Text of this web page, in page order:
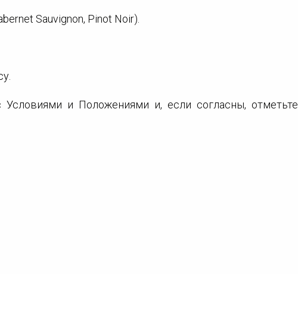
Sauvignon, Pinot Noir).
и Положениями и, если согласны, отметьте